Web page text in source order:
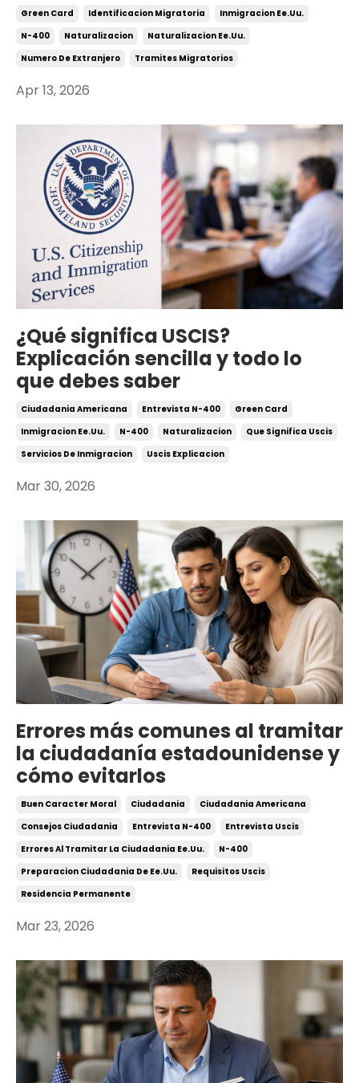
Green Card Identificacion Migratoria
Inmigracion Ee.uu.
N-400
Naturalizacion
Naturalizacion Ee.uu.
Numero De Extranjero
Tramites Migratorios
Apr 13, 2026
¿Qué significa USCIS?
Explicación sencilla y todo lo
que debes saber
Ciudadania Americana Entrevista N-400
Green Card
Inmigracion Ee.uu.
N-400 Naturalizacion
Que Significa Uscis
Servicios De Inmigracion
Uscis Explicacion
Mar 30, 2026
Errores más comunes al tramitar
la ciudadanía estadounidense y
cómo evitarlos
Buen Caracter Moral Ciudadania
Ciudadania Americana
Consejos Ciudadania
Entrevista N-400
Entrevista Uscis
Errores Al Tramitar La Ciudadania Ee.uu.
N-400
Preparacion Ciudadania De Ee.uu.
Requisitos Uscis
Residencia Permanente
Mar 23, 2026